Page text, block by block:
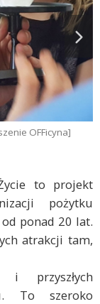
OFFicyna]
to projekt
pożytku
ponad 20 lat.
atrakcji tam,
przyszłych
To szeroko